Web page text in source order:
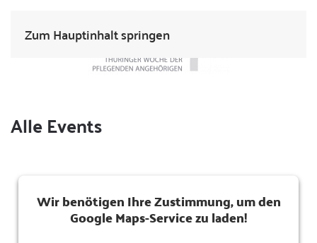
Zum Hauptinhalt springen
Alle Events
Wir benötigen Ihre Zustimmung, um den
Google Maps-Service zu laden!